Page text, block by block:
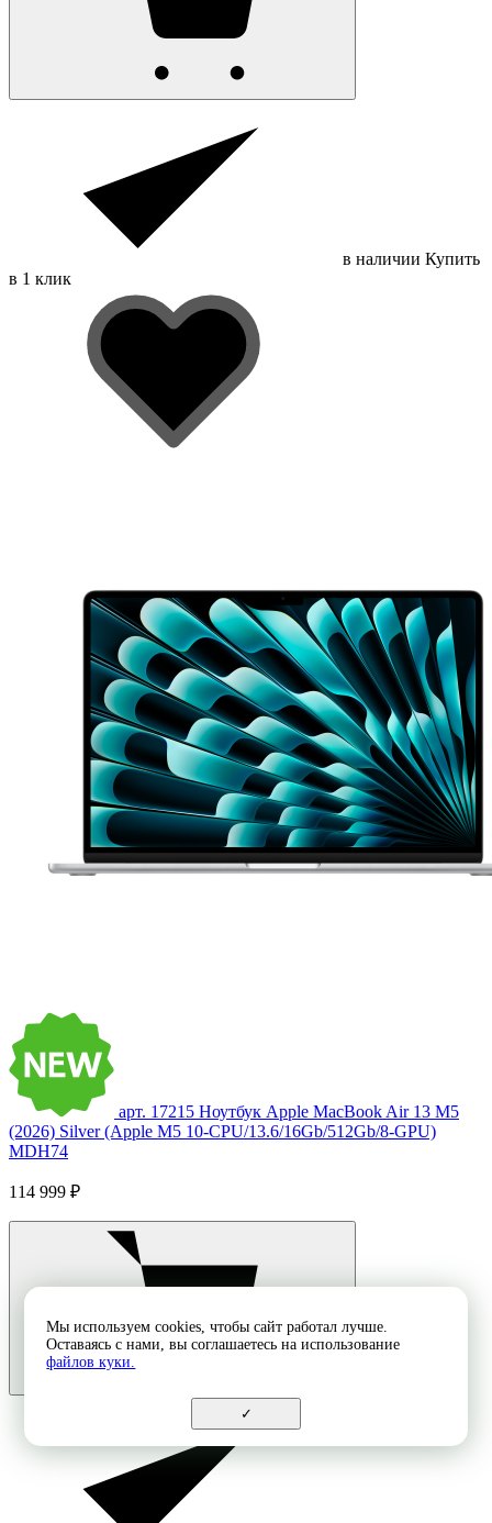
в наличии Купить
в 1 клик
арт. 17215 Ноутбук Apple MacBook Air 13 M5
(2026) Silver (Apple M5 10-CPU/13.6/16Gb/512Gb/8-GPU)
MDH74
114 999 ₽
Мы используем cookies, чтобы сайт работал лучше.
Оставаясь с нами, вы соглашаетесь на использование
файлов куки.
✓